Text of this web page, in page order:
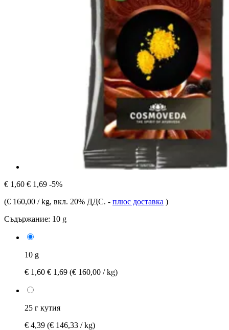
€ 1,60 € 1,69 -5%
(€ 160,00 / kg, вкл. 20% ДДС. - плюс доставка )
Съдържание: 10 g
10 g
€ 1,60 € 1,69 (€ 160,00 / kg)
25 г кутия
€ 4,39 (€ 146,33 / kg)